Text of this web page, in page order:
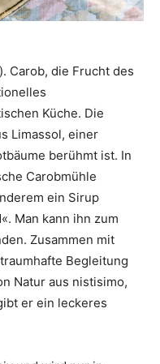
Carob, die Frucht des
Küche. Die
Limassol, einer
berühmt ist. In
Carobmühle
ein Sirup
Man kann ihn zum
Zusammen mit
Begleitung
Natur aus nistisimo,
er ein leckeres